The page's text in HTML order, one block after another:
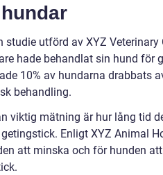
studie utförd av XYZ
hade behandlat sin hund för
10% av hundarna drabbats
behandling.
viktig mätning är hur lång tid
Enligt XYZ Animal
att minska och för hunden